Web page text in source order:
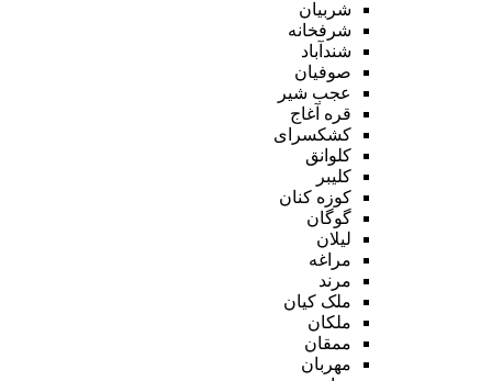
شربیان
شرفخانه
شندآباد
صوفیان
عجب شیر
قره آغاج
کشکسرای
کلوانق
کلیبر
کوزه کنان
گوگان
لیلان
مراغه
مرند
ملک کیان
ملکان
ممقان
مهربان